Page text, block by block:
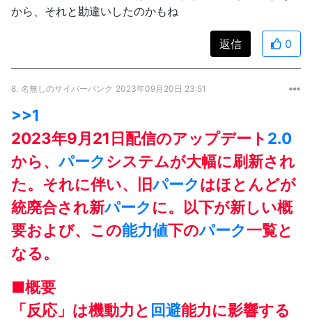
から、それと勘違いしたのかもね
返信 0
8. 名無しのサイバーパンク 2023年09月20日 23:51
>>1
2023年9月21日配信のアップデート 2.0
から、パーク システムが大幅に刷新され
た。それに伴い、旧パークはほとんどが
統廃合され新パーク に。以下が新しい概
要および、この能力値下のパーク一覧と
なる。
■概要
「反応」は機動力と 回避能力に影響する